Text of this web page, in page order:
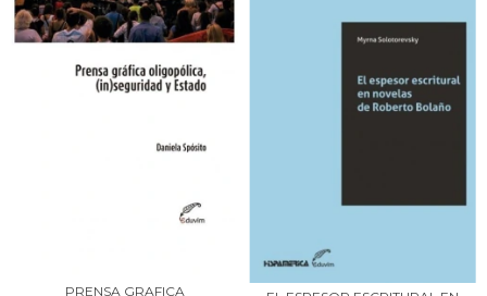
PRENSA GRAFICA